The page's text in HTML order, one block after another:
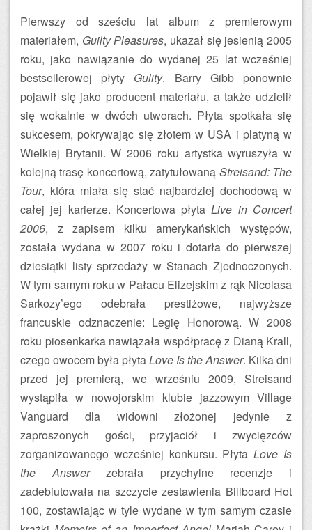
Pierwszy od sześciu lat album z premierowym
materiałem, Guilty Pleasures, ukazał się jesienią 2005
roku, jako nawiązanie do wydanej 25 lat wcześniej
bestsellerowej płyty Gulity. Barry Gibb ponownie
pojawił się jako producent materiału, a także udzielił
się wokalnie w dwóch utworach. Płyta spotkała się
sukcesem, pokrywając się złotem w USA i platyną w
Wielkiej Brytanii. W 2006 roku artystka wyruszyła w
kolejną trasę koncertową, zatytułowaną Streisand: The
Tour, która miała się stać najbardziej dochodową w
całej jej karierze. Koncertowa płytaLive in Concert
2006, z zapisem kilku amerykańskich występów,
została wydana w 2007 roku i dotarła do pierwszej
dziesiątki listy sprzedaży w Stanach Zjednoczonych.
W tym samym roku w Pałacu Elizejskim z rąk Nicolasa
Sarkozy’ego odebrała prestiżowe, najwyższe
francuskie odznaczenie: Legię Honorową. W 2008
roku piosenkarka nawiązała współpracę z Dianą Krall,
czego owocem była płytaLove Is the Answer. Kilka dni
przed jej premierą, we wrześniu 2009, Streisand
wystąpiła w nowojorskim klubie jazzowym Village
Vanguard dla widowni złożonej jedynie z
zaproszonych gości, przyjaciół i zwycięzców
zorganizowanego wcześniej konkursu. PłytaLove Is
the Answerzebrała przychylne recenzje i
zadebiutowała na szczycie zestawienia Billboard Hot
100, zostawiając w tyle wydane w tym samym czasie